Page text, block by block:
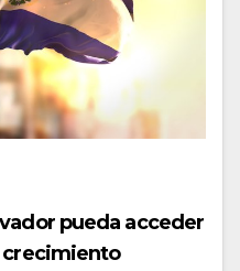
pueda acceder
crecimiento